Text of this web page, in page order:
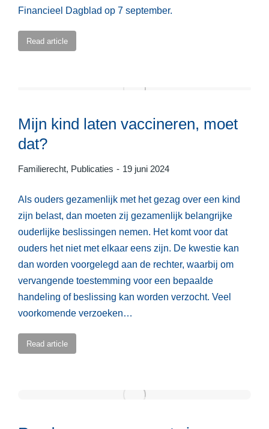
Financieel Dagblad op 7 september.
Read article
Mijn kind laten vaccineren, moet
dat?
Familierecht, Publicaties 19 juni 2024
Als ouders gezamenlijk met het gezag over een kind
zijn belast, dan moeten zij gezamenlijk belangrijke
ouderlijke beslissingen nemen. Het komt voor dat
ouders het niet met elkaar eens zijn. De kwestie kan
dan worden voorgelegd aan de rechter, waarbij om
vervangende toestemming voor een bepaalde
handeling of beslissing kan worden verzocht. Veel
voorkomende verzoeken…
Read article